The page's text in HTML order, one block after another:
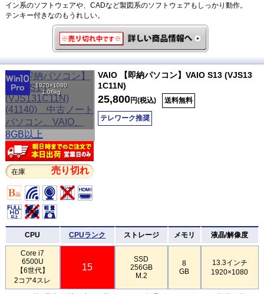
イン系のソフトウェアや、CADなど製図系のソフトウェアもしっかり動作。
テンキー付きなのもうれしい。
1920×1080
1.06kg
在庫 売り切れ
VAIO 【即納パソコン】VAIO S13 (VJS13
1C11N)
25,800円(税込) 送料無料
テレワーク推奨
CPU CPUランク ストレージ メモリ 液晶/解像度
Core i7
6500U
【6世代】
2コア4スレ
15
SSD
256GB
M.2
8
GB
13.3インチ
1920×1080